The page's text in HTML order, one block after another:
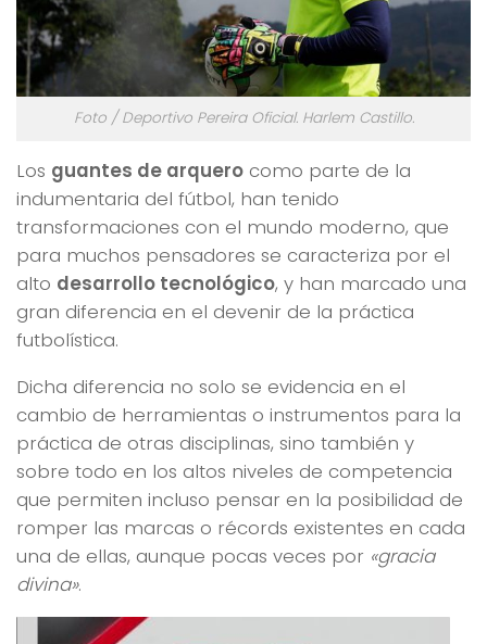
Foto / Deportivo Pereira Oficial. Harlem Castillo.
Los guantes de arquero como parte de la
indumentaria del fútbol, han tenido
transformaciones con el mundo moderno, que
para muchos pensadores se caracteriza por el
alto desarrollo tecnológico, y han marcado una
gran diferencia en el devenir de la práctica
futbolística.
Dicha diferencia no solo se evidencia en el
cambio de herramientas o instrumentos para la
práctica de otras disciplinas, sino también y
sobre todo en los altos niveles de competencia
que permiten incluso pensar en la posibilidad de
romper las marcas o récords existentes en cada
una de ellas, aunque pocas veces por «gracia
divina».